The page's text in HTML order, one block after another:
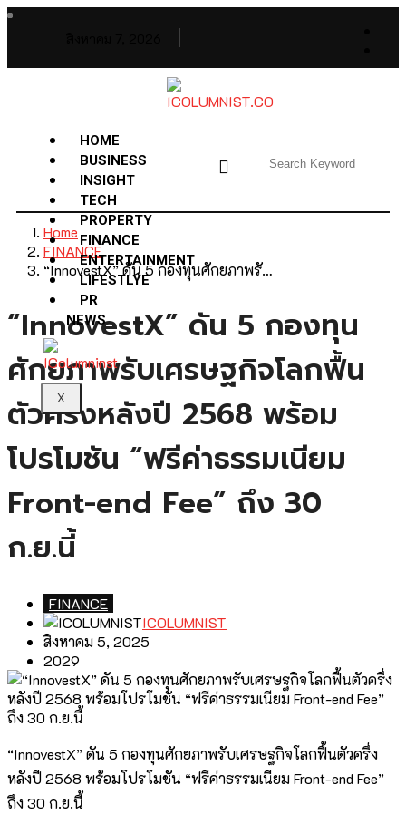
HOME
BUSINESS
INSIGHT
TECH
PROPERTY
FINANCE
ENTERTAINMENT
LIFESTLYE
PR
NEWS
X
Home
FINANCE
“InnovestX” ดัน 5 กองทุนศักยภาพรั…
“InnovestX” ดัน 5 กองทุน
ศักยภาพรับเศรษฐกิจโลกฟื้น
ตัวครึ่งหลังปี 2568 พร้อม
โปรโมชัน “ฟรีค่าธรรมเนียม
Front-end Fee” ถึง 30
ก.ย.นี้
FINANCE
ICOLUMNIST
สิงหาคม 5, 2025
2029
“InnovestX” ดัน 5 กองทุนศักยภาพรับเศรษฐกิจโลกฟื้นตัวครึ่ง
หลังปี 2568 พร้อมโปรโมชัน “ฟรีค่าธรรมเนียม Front-end Fee”
ถึง 30 ก.ย.นี้